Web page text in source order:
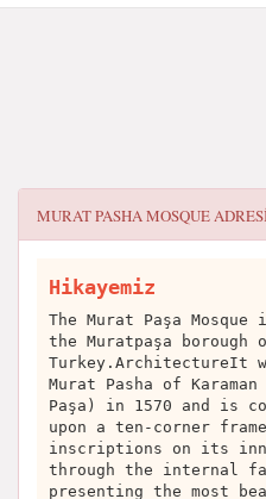
MURAT PASHA MOSQUE
Hikayemiz
The Murat Paşa Mosque
the Muratpaşa borough
Turkey.ArchitectureIt
Murat Pasha of
Paşa) in 1570 and is
upon a ten-corner
inscriptions on its
through the internal
presenting the most